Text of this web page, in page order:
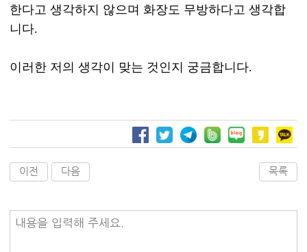
한다고 생각하지 않으며 화장도 무방하다고 생각합
니다.
이러한 저의 생각이 맞는 것인지 궁금합니다.
이전 다음 목록
내용을 입력해 주세요.